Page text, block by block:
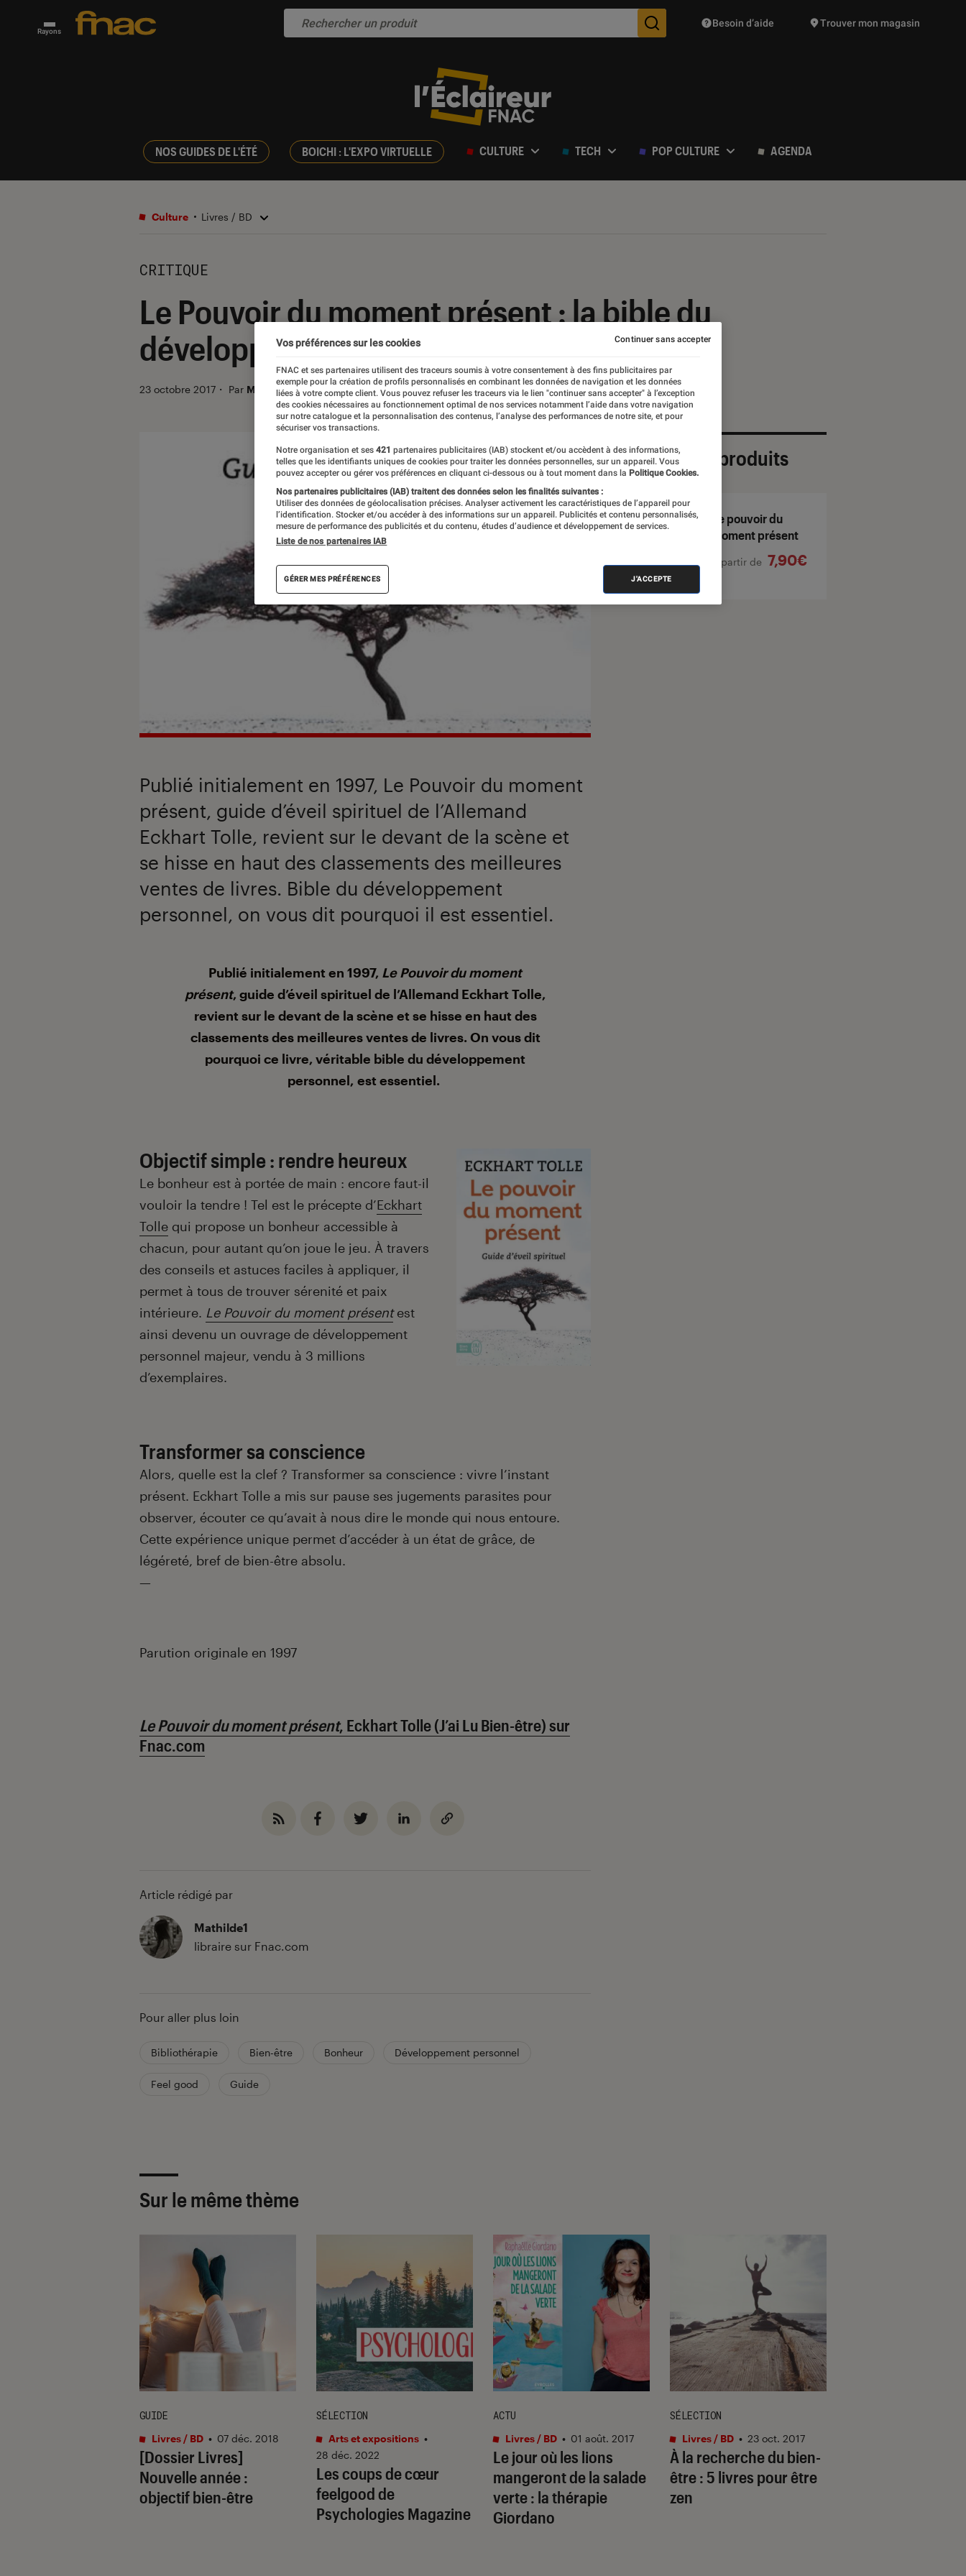
Rayons Des suggestions de produits vont vous être proposées
Besoin d’aide Trouver mon magasin
NOS GUIDES DE L'ÉTÉ BOICHI : L'EXPO VIRTUELLE CULTURE TECH POP CULTURE AGENDA
Culture Livres / BD
CRITIQUE
Le Pouvoir du moment présent : la bible du
développement personnel
23 octobre 2017 ・ Par Mathilde1
Publié initialement en 1997, Le Pouvoir du moment
présent, guide d’éveil spirituel de l’Allemand
Eckhart Tolle, revient sur le devant de la scène et
se hisse en haut des classements des meilleures
ventes de livres. Bible du développement
personnel, on vous dit pourquoi il est essentiel.
IntroductionPublié initialement en 1997, Le Pouvoir du moment
présent, guide d’éveil spirituel de l’Allemand Eckhart Tolle,
revient sur le devant de la scène et se hisse en haut des
classements des meilleures ventes de livres. On vous dit
pourquoi ce livre, véritable bible du développement
personnel, est essentiel.
Objectif simple : rendre heureux
Le bonheur est à portée de main : encore faut-il
vouloir la tendre ! Tel est le précepte d’Eckhart
Tolle qui propose un bonheur accessible à
chacun, pour autant qu’on joue le jeu. À travers
des conseils et astuces faciles à appliquer, il
permet à tous de trouver sérenité et paix
intérieure. Le Pouvoir du moment présent est
ainsi devenu un ouvrage de développement
personnel majeur, vendu à 3 millions
d’exemplaires.
Transformer sa conscience
Alors, quelle est la clef ? Transformer sa conscience : vivre l’instant
présent. Eckhart Tolle a mis sur pause ses jugements parasites pour
observer, écouter ce qu’avait à nous dire le monde qui nous entoure.
Cette expérience unique permet d’accéder à un état de grâce, de
légéreté, bref de bien-être absolu.
—
Parution originale en 1997
Le Pouvoir du moment présent, Eckhart Tolle (J’ai Lu Bien-être) sur
Fnac.com
Article rédigé par
Mathilde1
libraire sur Fnac.com
Pour aller plus loin
Bibliothérapie Bien-être Bonheur Développement personnel
Feel good Guide
Sélection de produits
Le pouvoir du
moment présent
À partir de 7,90€
Sur le même thème
[Dossier Livres]
Nouvelle année :
objectif bien-être
GUIDE
Livres / BD • 07 déc. 2018
Les coups de cœur
feelgood de
Psychologies Magazine
SÉLECTION
Arts et expositions •
28 déc. 2022
Le jour où les lions
mangeront de la salade
verte : la thérapie
Giordano
ACTU
Livres / BD • 01 août. 2017
À la recherche du bien-
être : 5 livres pour être
zen
SÉLECTION
Livres / BD • 23 oct. 2017
Vos préférences sur les cookies
FNAC et ses partenaires utilisent des traceurs soumis à votre consentement à des fins publicitaires par
exemple pour la création de profils personnalisés en combinant les données de navigation et les données
liées à votre compte client. Vous pouvez refuser les traceurs via le lien "continuer sans accepter" à l’exception
des cookies nécessaires au fonctionnement optimal de nos services notamment l’aide dans votre navigation
sur notre catalogue et la personnalisation des contenus, l’analyse des performances de notre site, et pour
sécuriser vos transactions.
Notre organisation et ses 421 partenaires publicitaires (IAB) stockent et/ou accèdent à des informations,
telles que les identifiants uniques de cookies pour traiter les données personnelles, sur un appareil. Vous
pouvez accepter ou gérer vos préférences en cliquant ci-dessous ou à tout moment dans la Politique Cookies.
Nos partenaires publicitaires (IAB) traitent des données selon les finalités suivantes :
Utiliser des données de géolocalisation précises. Analyser activement les caractéristiques de l’appareil pour
l’identification. Stocker et/ou accéder à des informations sur un appareil. Publicités et contenu personnalisés,
mesure de performance des publicités et du contenu, études d’audience et développement de services.
Liste de nos partenaires IAB
GÉRER MES PRÉFÉRENCES J'ACCEPTE
Continuer sans accepter